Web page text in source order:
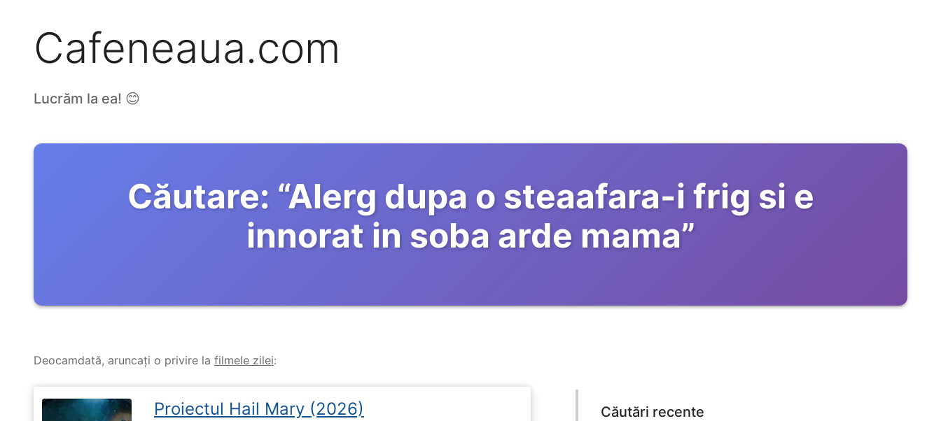
Cafeneaua.com
Lucrăm la ea! 😊
Căutare: “Alerg dupa o steaafara-i frig si e
innorat in soba arde mama”
Deocamdată, aruncați o privire la filmele zilei:
Proiectul Hail Mary (2026) Căutări recente